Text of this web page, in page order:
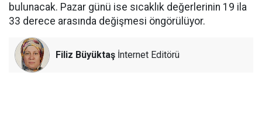
bulunacak. Pazar günü ise sıcaklık değerlerinin 19 ila
33 derece arasında değişmesi öngörülüyor.
Filiz Büyüktaş İnternet Editörü